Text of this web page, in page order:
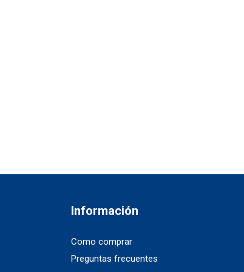
Información
Como comprar
Preguntas frecuentes